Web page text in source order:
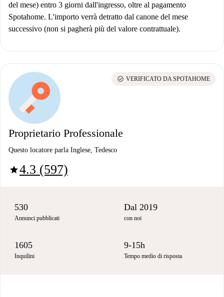
del mese) entro 3 giorni dall'ingresso, oltre al pagamento
Spotahome. L'importo verrà detratto dal canone del mese
successivo (non si pagherà più del valore contrattuale).
Proprietario Professionale
Questo locatore parla Inglese, Tedesco
star4.3 (597)
check_circle VERIFICATO DA SPOTAHOME
530
Annunci pubblicati
Dal 2019
con noi
1605
Inquilini
9-15h
Tempo medio di risposta